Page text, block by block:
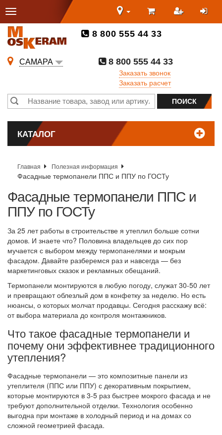
8 800 555 44 33
САМАРА
8 800 555 44 33
Заказать звонок
Заказать расчет
КАТАЛОГ
Главная Полезная информация
Фасадные термопанели ППС и ППУ по ГОСТу
Фасадные термопанели ППС и
ППУ по ГОСТу
За 25 лет работы в строительстве я утеплил больше сотни
домов. И знаете что? Половина владельцев до сих пор
мучается с выбором между термопанелями и мокрым
фасадом. Давайте разберемся раз и навсегда — без
маркетинговых сказок и рекламных обещаний.
Термопанели монтируются в любую погоду, служат 30-50 лет
и превращают облезлый дом в конфетку за неделю. Но есть
нюансы, о которых молчат продавцы. Сегодня расскажу всё:
от выбора материала до контроля монтажников.
Что такое фасадные термопанели и
почему они эффективнее традиционного
утепления?
Фасадные термопанели — это композитные панели из
утеплителя (ППС или ППУ) с декоративным покрытием,
которые монтируются в 3-5 раз быстрее мокрого фасада и не
требуют дополнительной отделки. Технология особенно
выгодна при монтаже в холодный период и на домах со
сложной геометрией фасада.